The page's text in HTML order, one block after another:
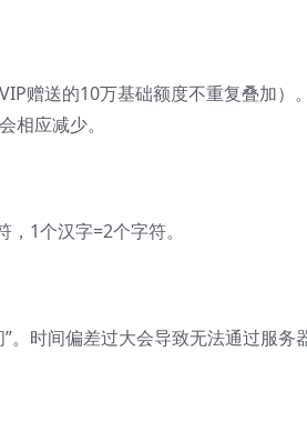
赠送的10万基础额度不重复叠加）
相应减少。
1个汉字=2个字符。
。时间偏差过大会导致无法通过服务